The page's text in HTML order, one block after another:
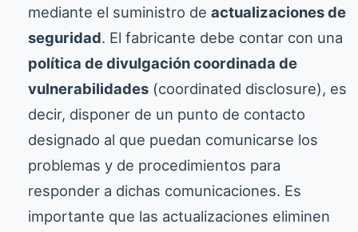
mediante el suministro deactualizaciones de
seguridad. El fabricante debe contar con una
política de divulgación coordinada de
vulnerabilidades (coordinated disclosure), es
decir, disponer de un punto de contacto
designado al que puedan comunicarse los
problemas y de procedimientos para
responder a dichas comunicaciones. Es
importante que las actualizaciones eliminen